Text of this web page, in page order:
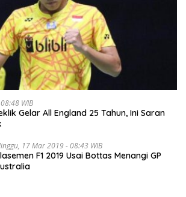
WIB
Gelar All England 25 Tahun, Ini Saran
17 Mar 2019 - 08:43 WIB
F1 2019 Usai Bottas Menangi GP